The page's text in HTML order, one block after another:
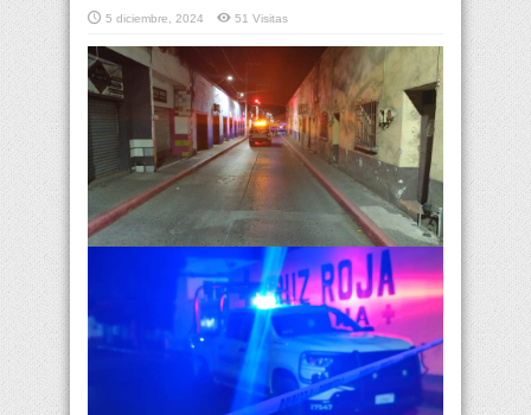
5 diciembre, 2024 51 Visitas